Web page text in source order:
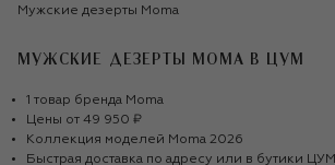
Мужские дезерты Moma
МУЖСКИЕ ДЕЗЕРТЫ MOMA В ЦУМ
1 товар бренда Moma
Цены от 49 950 ₽
Коллекция моделей Moma 2026
Быстрая доставка по адресу или в бутики ЦУМ